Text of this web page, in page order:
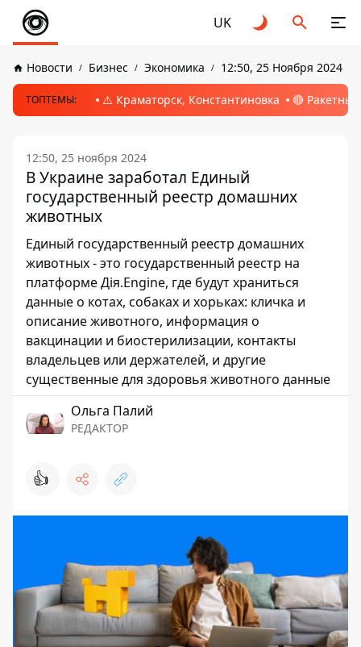
UK
Новости Бизнес Экономика 12:50, 25 Ноября 2024
ТОПТЕМЫ: ⚠️ Краматорск, Константиновка 🔴
12:50, 25 ноября 2024
В Украине заработал Единый
государственный реестр домашних
животных
Единый государственный реестр домашних
животных - это государственный реестр на
платформе Дія.Engine, где будут храниться
данные о котах, собаках и хорьках: кличка и
описание животного, информация о
вакцинации и биостерилизации, контакты
владельцев или держателей, и другие
существенные для здоровья животного данные
Ольга Палий
РЕДАКТОР
👍